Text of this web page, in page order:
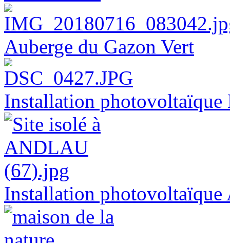
Auberge du Gazon Vert
Installation
Installation